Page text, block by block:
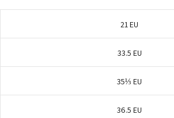
21 EU
33.5 EU
35⅓ EU
36.5 EU